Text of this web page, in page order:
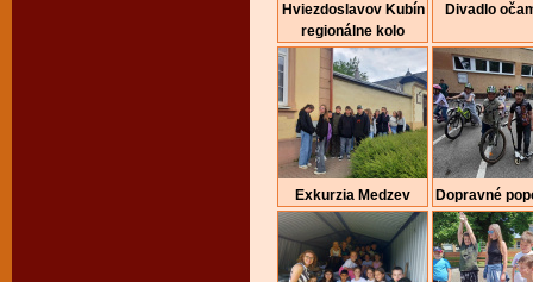
Hviezdoslavov Kubín
regionálne kolo
Divadlo
Exkurzia Medzev Dopravné